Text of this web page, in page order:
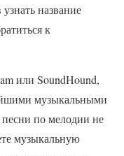
название
к
или SoundHound,
музыкальными
песни по мелодии не
музыкальную